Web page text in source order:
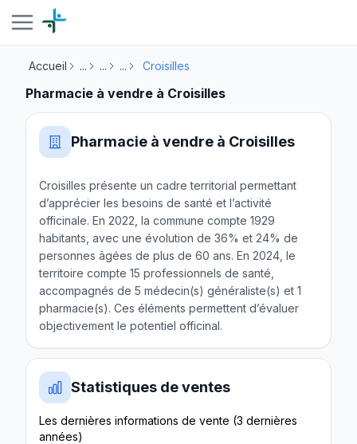
Accueil ... ... ... Croisilles
Pharmacie à vendre à Croisilles
Pharmacie à vendre à Croisilles
Croisilles présente un cadre territorial permettant
d’apprécier les besoins de santé et l’activité
officinale. En 2022, la commune compte 1929
habitants, avec une évolution de 36% et 24% de
personnes âgées de plus de 60 ans. En 2024, le
territoire compte 15 professionnels de santé,
accompagnés de 5 médecin(s) généraliste(s) et 1
pharmacie(s). Ces éléments permettent d’évaluer
objectivement le potentiel officinal.
Statistiques de ventes
Les dernières informations de vente (3 dernières
années)